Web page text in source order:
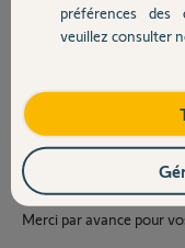
Contact
Fiche Technique
Interface de chauffage
https://
Tahoma Switch Somfy :
switch.html
Merci par avance pour
préférences des
veuillez consulter